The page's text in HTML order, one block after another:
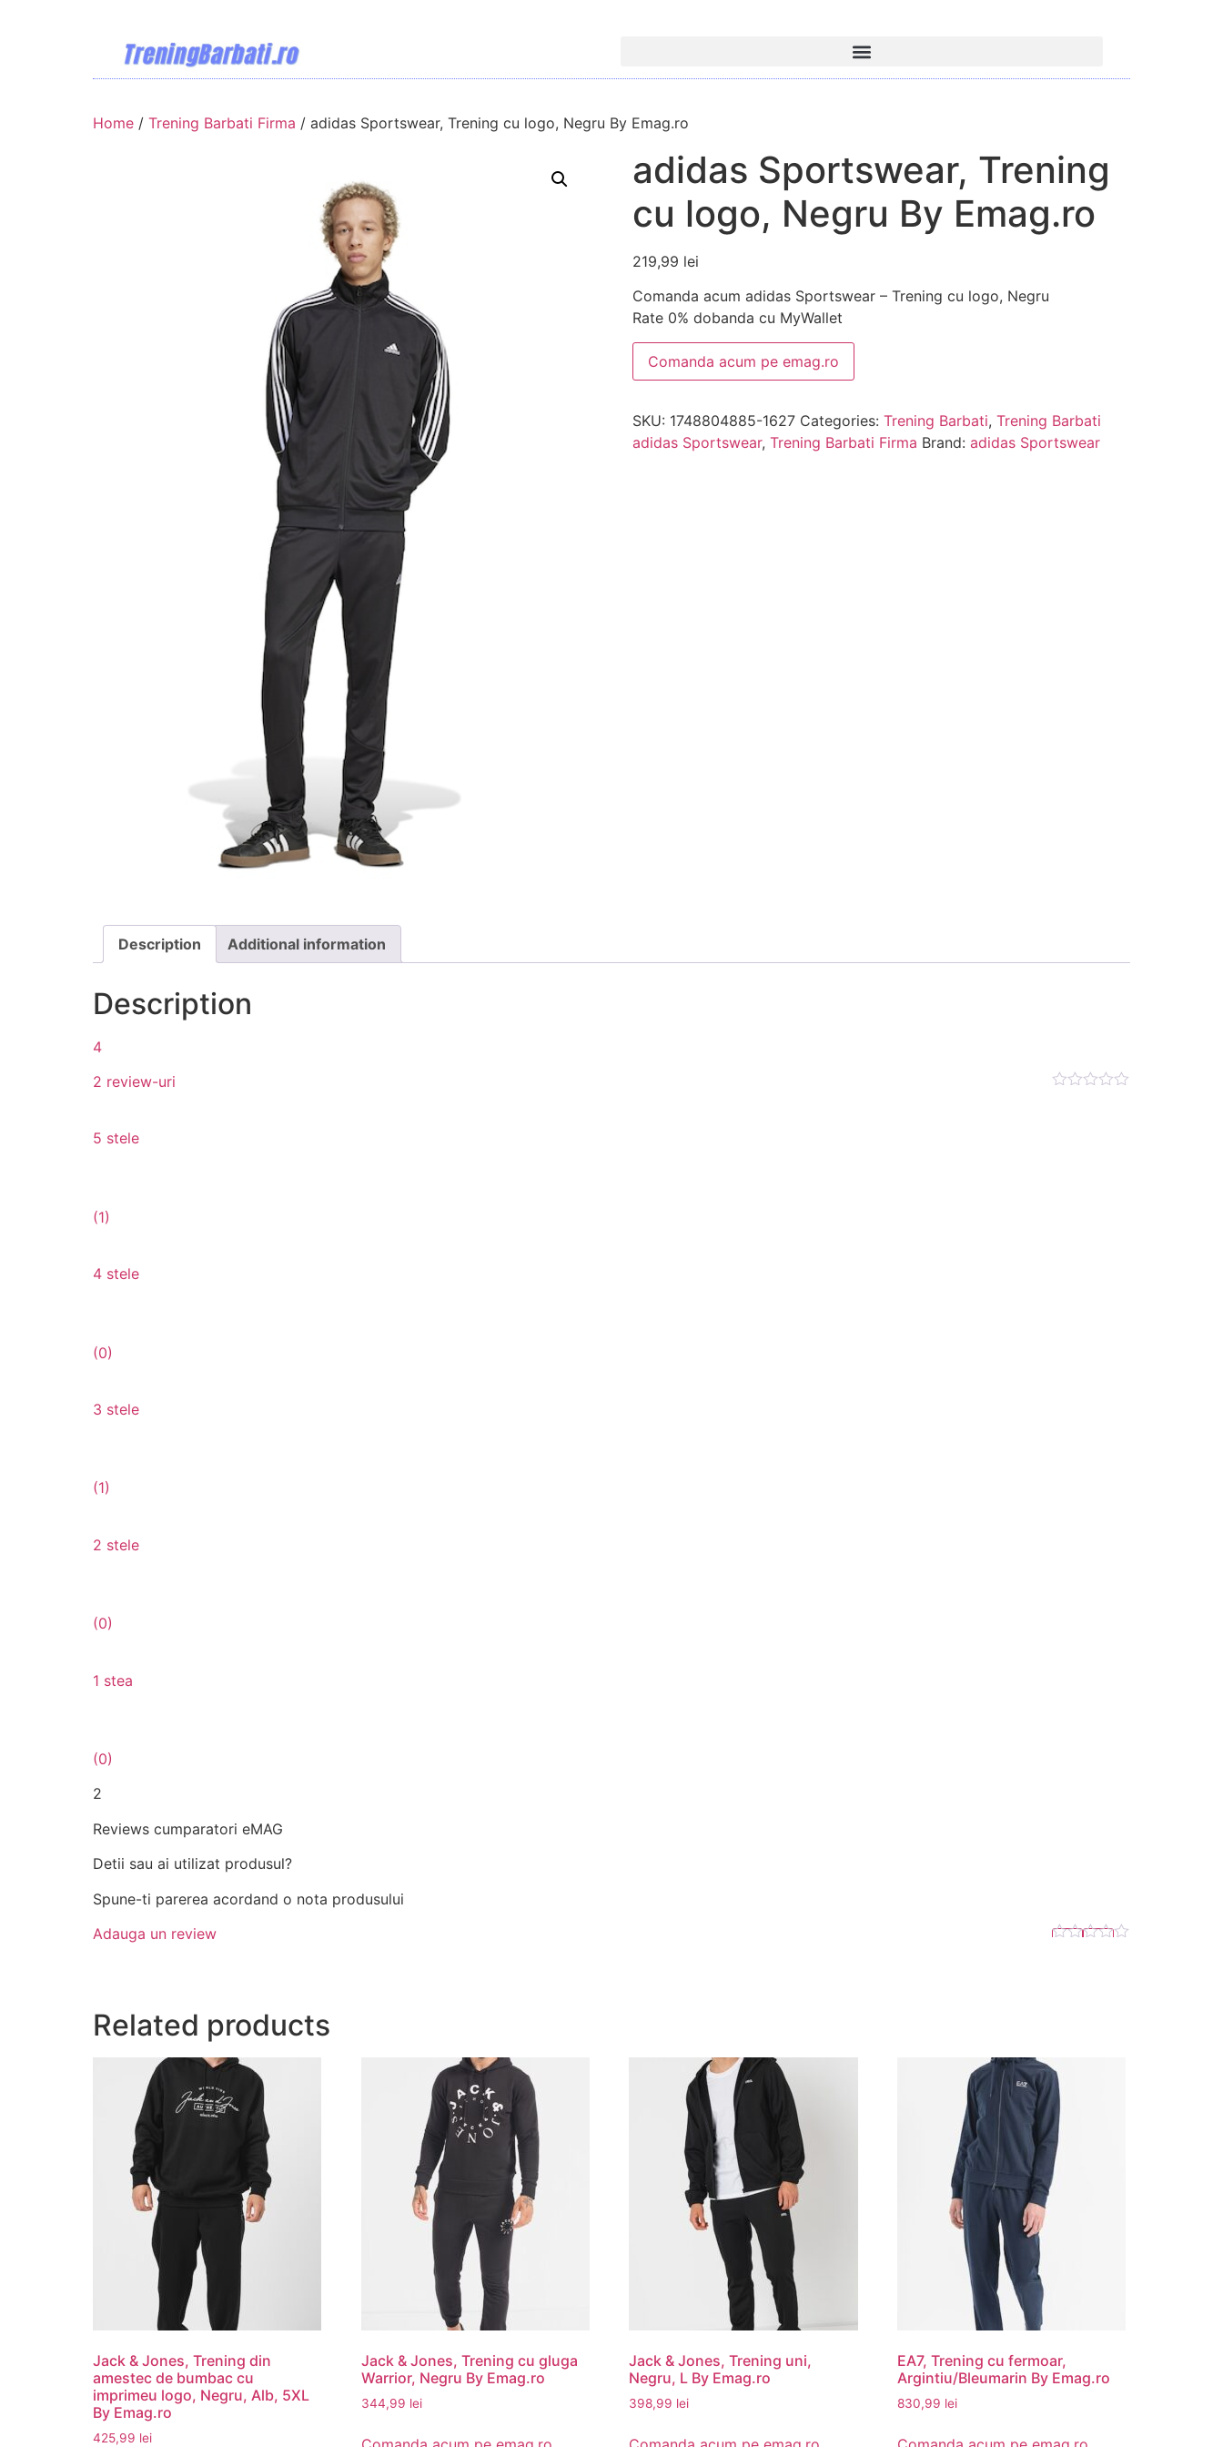
Home / Trening Barbati Firma / adidas Sportswear, Trening cu logo, Negru By Emag.ro
adidas Sportswear, Trening
cu logo, Negru By Emag.ro
219,99 lei
Comanda acum adidas Sportswear – Trening cu logo, Negru
Rate 0% dobanda cu MyWallet
Comanda acum pe emag.ro
SKU: 1748804885-1627 Categories: Trening Barbati, Trening Barbati
adidas Sportswear, Trening Barbati Firma Brand: adidas Sportswear
Description Additional information
Description
4
2 review-uri
5 stele
(1)
4 stele
(0)
3 stele
(1)
2 stele
(0)
1 stea
(0)
2
Reviews cumparatori eMAG
Detii sau ai utilizat produsul?
Spune-ti parerea acordand o nota produsului
Adauga un review
Related products
Jack & Jones, Trening din
amestec de bumbac cu
imprimeu logo, Negru, Alb, 5XL
By Emag.ro
425,99 lei
Jack & Jones, Trening cu gluga
Warrior, Negru By Emag.ro
344,99 lei
Jack & Jones, Trening uni,
Negru, L By Emag.ro
398,99 lei
EA7, Trening cu fermoar,
Argintiu/Bleumarin By Emag.ro
830,99 lei